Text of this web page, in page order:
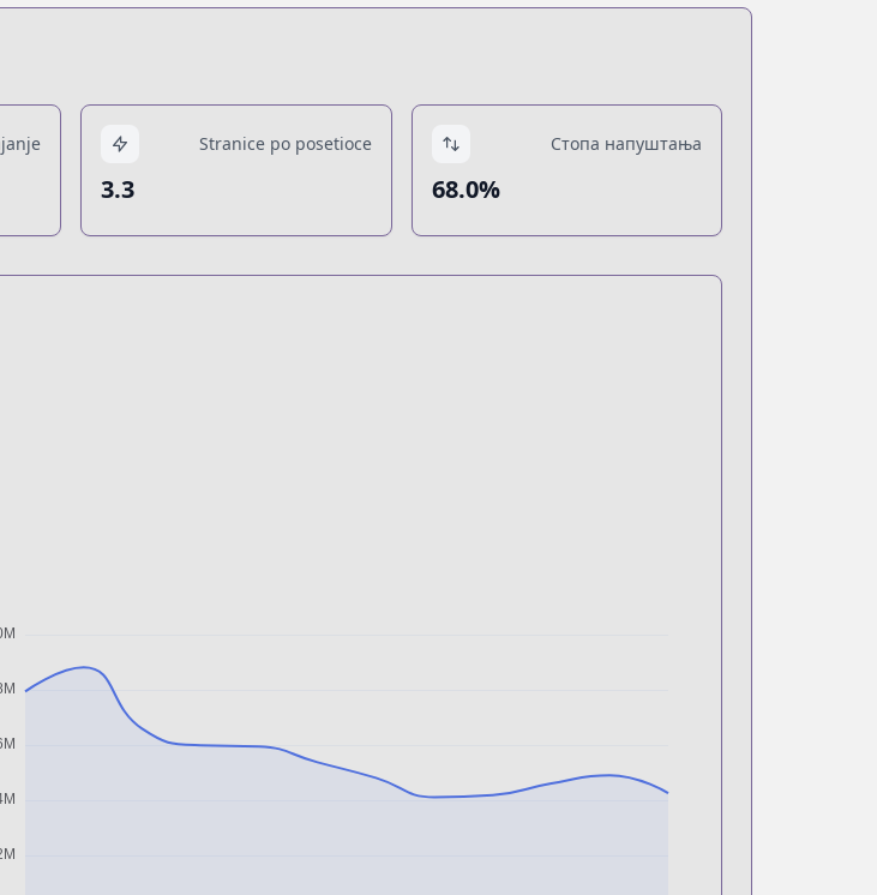
Stranice po posetioce
3.3
Стопа напуштања
68.0%